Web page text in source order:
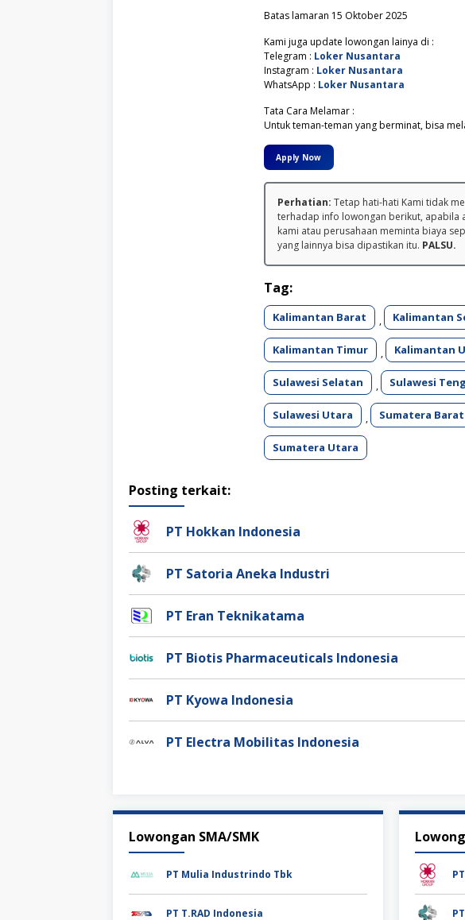
Batas lamaran 15 Oktober 2025
Kami juga update lowongan lainya di :
Telegram : Loker Nusantara
Instagram : Loker Nusantara
WhatsApp : Loker Nusantara
Tata Cara Melamar :
Untuk teman-teman yang berminat, bisa
Apply Now
Perhatian: Tetap hati-hati Kami tidak
terhadap info lowongan berikut, apabila
kami atau perusahaan meminta biaya
yang lainnya bisa dipastikan itu. PALSU.
Tag:
Kalimantan Barat , Kalimantan
Kalimantan Timur , Kalimantan
Sulawesi Selatan , Sulawesi
Sulawesi Utara , Sumatera Barat
Sumatera Utara
Posting terkait:
PT Hokkan Indonesia
PT Satoria Aneka Industri
PT Eran Teknikatama
PT Biotis Pharmaceuticals Indonesia
PT Kyowa Indonesia
PT Electra Mobilitas Indonesia
Lowongan SMA/SMK
PT Mulia Industrindo Tbk
PT T.RAD Indonesia